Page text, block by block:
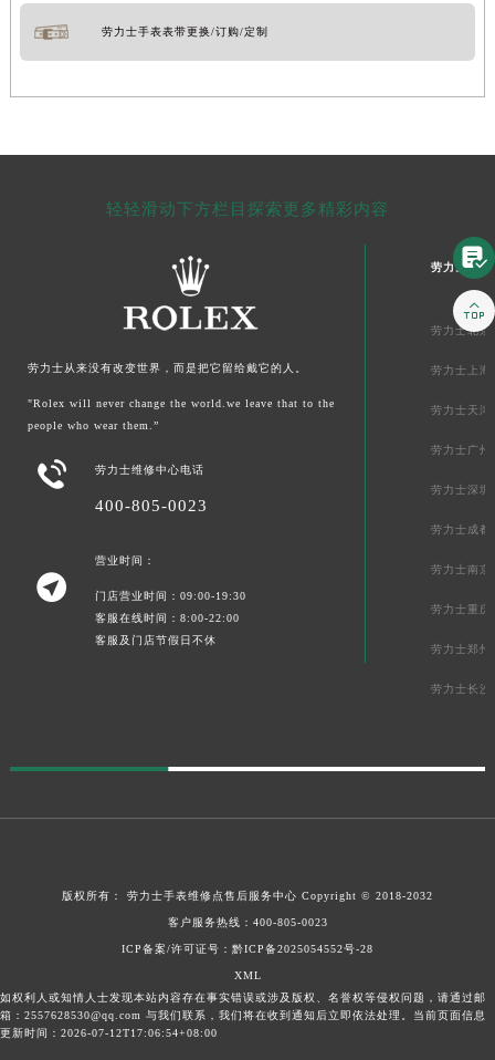
劳力士手表表带更换/订购/定制
轻轻滑动下方栏目探索更多精彩内容
劳力士从来没有改变世界，而是把它留给戴它的人。
"Rolex will never change the world.we leave that to the
people who wear them.”
 劳力士维修中心电话
400-805-0023

营业时间：
门店营业时间：09:00-19:30
客服在线时间：8:00-22:00
客服及门店节假日不休
劳力士中国
劳力士北京
劳力士上海
劳力士天津
劳力士广州
劳力士深圳
劳力士成都
劳力士南京
劳力士重庆
劳力士郑州
劳力士长沙
版权所有： 劳力士手表维修点售后服务中心 Copyright © 2018-2032
客户服务热线： 400-805-0023
ICP备案/许可证号： 黔ICP备2025054552号-28
XML
如权利人或知情人士发现本站内容存在事实错误或涉及版权、名誉权等侵权问题，请通过邮
箱：2557628530@qq.com 与我们联系，我们将在收到通知后立即依法处理。当前页面信息
更新时间：2026-07-12T17:06:54+08:00

